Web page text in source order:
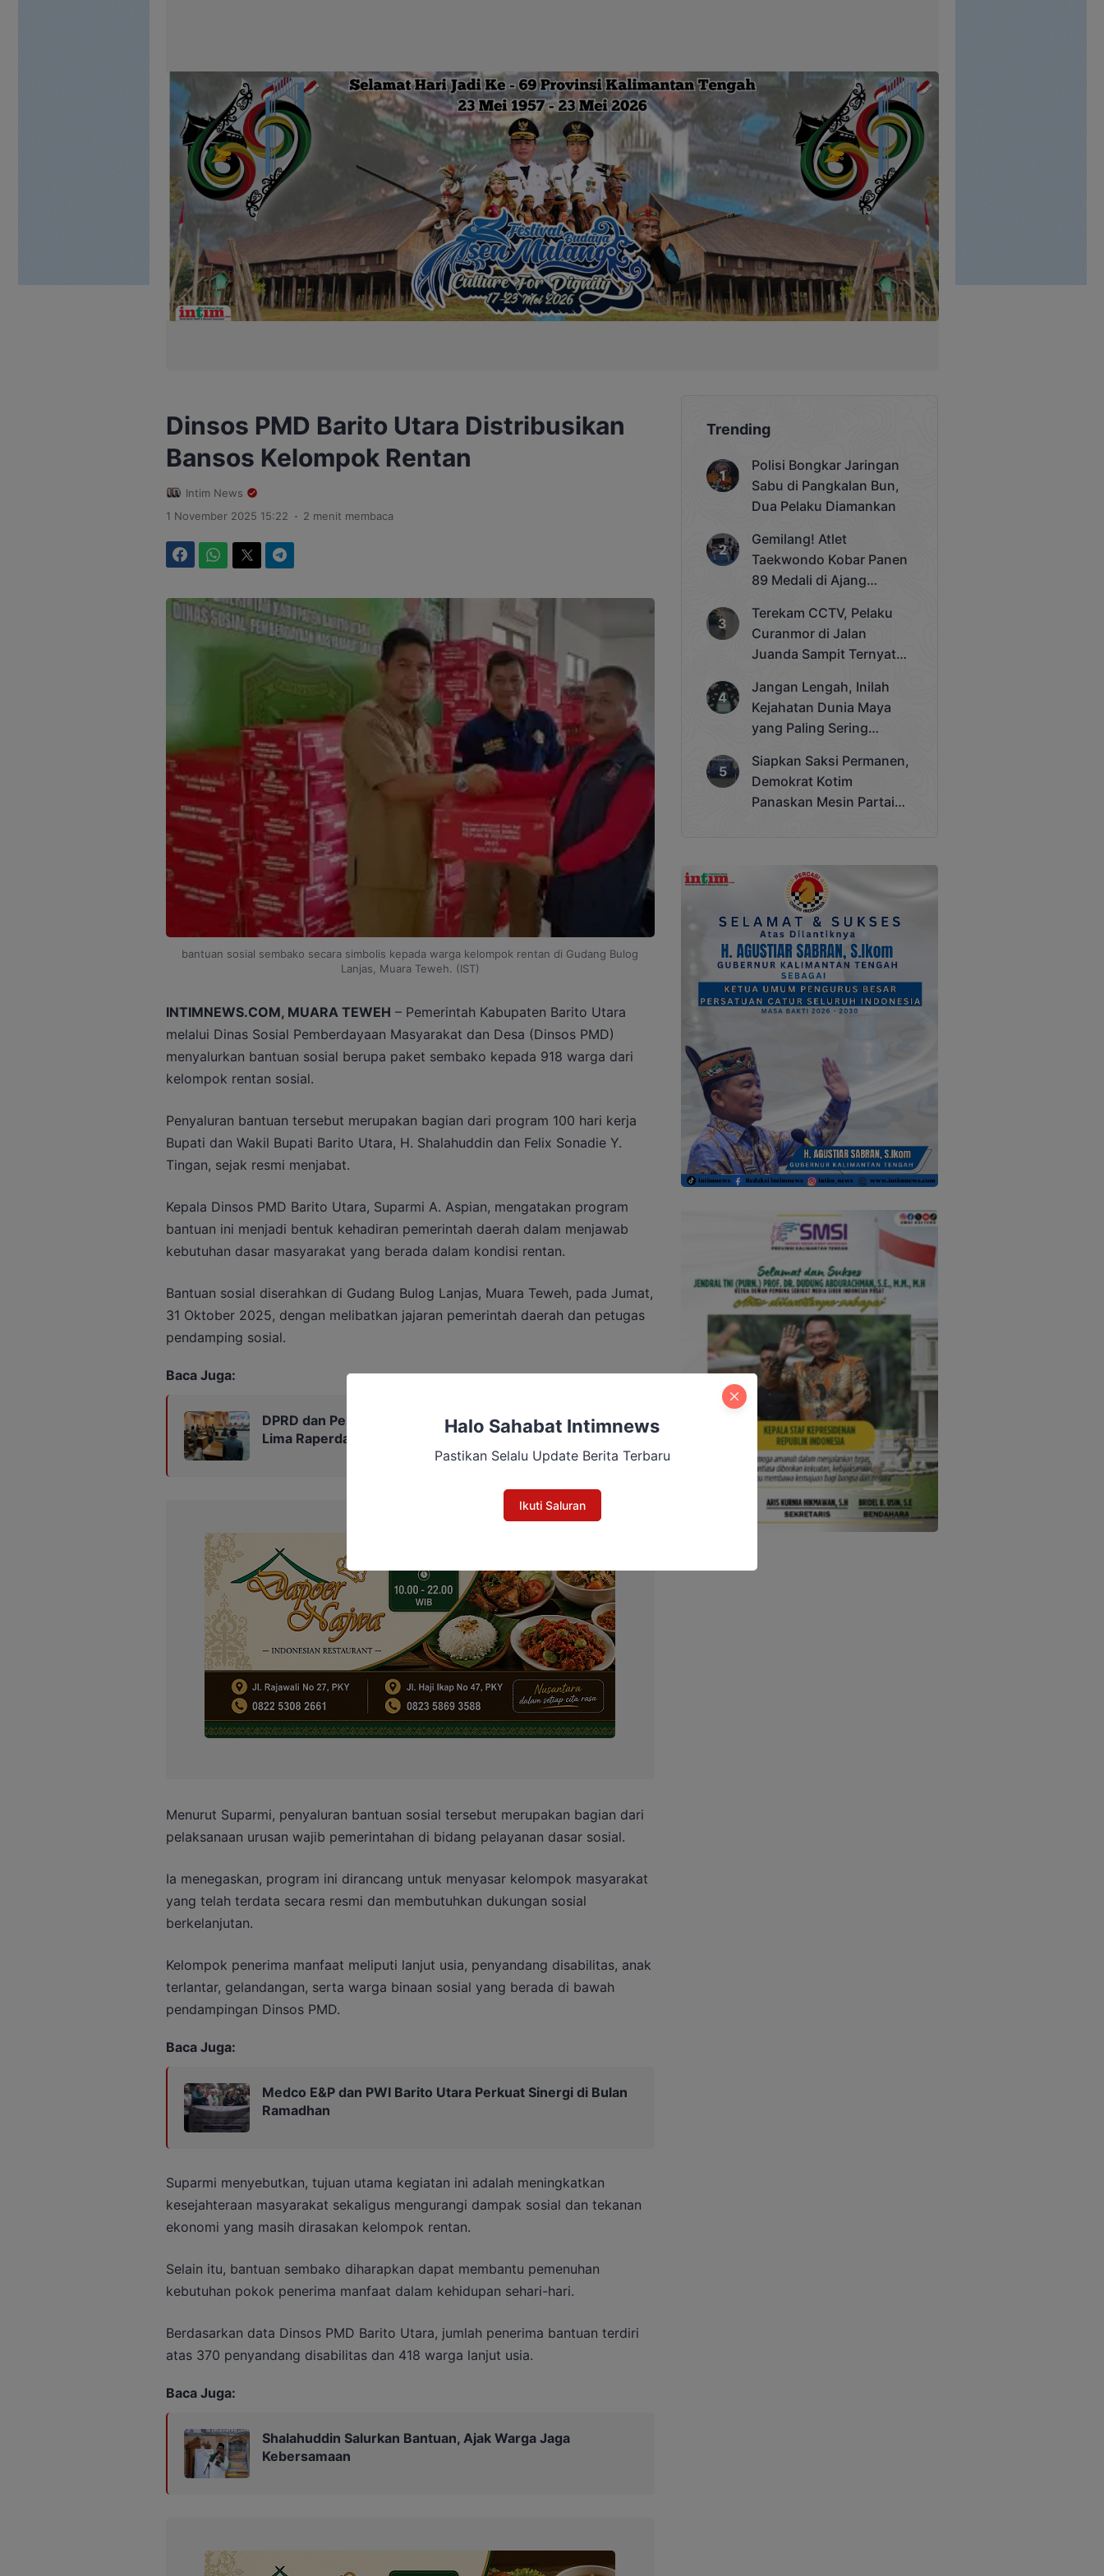
Dinsos PMD Barito Utara Distribusikan
Bansos Kelompok Rentan
Intim News
1 November 2025 15:22 . 2 menit membaca
bantuan sosial sembako secara simbolis kepada warga kelompok rentan di Gudang Bulog
Lanjas, Muara Teweh. (IST)
INTIMNEWS.COM, MUARA TEWEH – Pemerintah Kabupaten Barito Utara
melalui Dinas Sosial Pemberdayaan Masyarakat dan Desa (Dinsos PMD)
menyalurkan bantuan sosial berupa paket sembako kepada 918 warga dari
kelompok rentan sosial.
Penyaluran bantuan tersebut merupakan bagian dari program 100 hari kerja
Bupati dan Wakil Bupati Barito Utara, H. Shalahuddin dan Felix Sonadie Y.
Tingan, sejak resmi menjabat.
Kepala Dinsos PMD Barito Utara, Suparmi A. Aspian, mengatakan program
bantuan ini menjadi bentuk kehadiran pemerintah daerah dalam menjawab
kebutuhan dasar masyarakat yang berada dalam kondisi rentan.
Bantuan sosial diserahkan di Gudang Bulog Lanjas, Muara Teweh, pada Jumat,
31 Oktober 2025, dengan melibatkan jajaran pemerintah daerah dan petugas
pendamping sosial.
Baca Juga:
DPRD dan Pemkab Barito Utara Matangkan Pembahasan
Lima Raperda
Menurut Suparmi, penyaluran bantuan sosial tersebut merupakan bagian dari
pelaksanaan urusan wajib pemerintahan di bidang pelayanan dasar sosial.
Ia menegaskan, program ini dirancang untuk menyasar kelompok masyarakat
yang telah terdata secara resmi dan membutuhkan dukungan sosial
berkelanjutan.
Kelompok penerima manfaat meliputi lanjut usia, penyandang disabilitas, anak
terlantar, gelandangan, serta warga binaan sosial yang berada di bawah
pendampingan Dinsos PMD.
Baca Juga:
Medco E&P dan PWI Barito Utara Perkuat Sinergi di Bulan
Ramadhan
Suparmi menyebutkan, tujuan utama kegiatan ini adalah meningkatkan
kesejahteraan masyarakat sekaligus mengurangi dampak sosial dan tekanan
ekonomi yang masih dirasakan kelompok rentan.
Selain itu, bantuan sembako diharapkan dapat membantu pemenuhan
kebutuhan pokok penerima manfaat dalam kehidupan sehari-hari.
Berdasarkan data Dinsos PMD Barito Utara, jumlah penerima bantuan terdiri
atas 370 penyandang disabilitas dan 418 warga lanjut usia.
Baca Juga:
Shalahuddin Salurkan Bantuan, Ajak Warga Jaga
Kebersamaan
Trending
Polisi Bongkar Jaringan
Sabu di Pangkalan Bun,
Dua Pelaku Diamankan
Gemilang! Atlet
Taekwondo Kobar Panen
89 Medali di Ajang
Cup 2025
Terekam CCTV, Pelaku
Curanmor di Jalan
Juanda Sampit Ternyata
Jangan Lengah, Inilah
Kejahatan Dunia Maya
yang Paling Sering
Siapkan Saksi Permanen,
Demokrat Kotim
Panaskan Mesin Partai
Halo Sahabat Intimnews
Pastikan Selalu Update Berita Terbaru
Ikuti Saluran